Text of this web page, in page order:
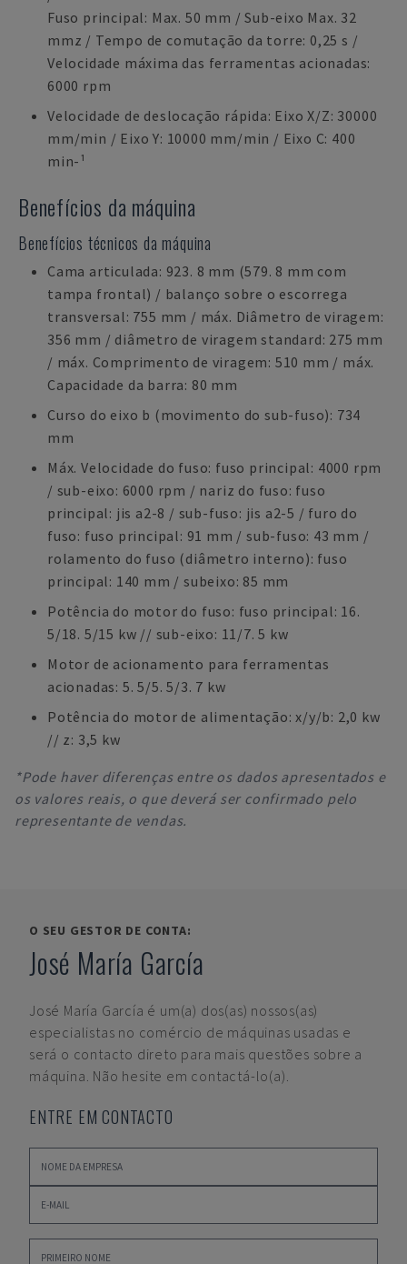
Fuso principal: Max. 50 mm / Sub-eixo Max. 32
mmz / Tempo de comutação da torre: 0,25 s /
Velocidade máxima das ferramentas acionadas:
6000 rpm
Velocidade de deslocação rápida: Eixo X/Z: 30000
mm/min / Eixo Y: 10000 mm/min / Eixo C: 400
min-¹
Benefícios da máquina
Benefícios técnicos da máquina
Cama articulada: 923. 8 mm (579. 8 mm com
tampa frontal) / balanço sobre o escorrega
transversal: 755 mm / máx. Diâmetro de viragem:
356 mm / diâmetro de viragem standard: 275 mm
/ máx. Comprimento de viragem: 510 mm / máx.
Capacidade da barra: 80 mm
Curso do eixo b (movimento do sub-fuso): 734
mm
Máx. Velocidade do fuso: fuso principal: 4000 rpm
/ sub-eixo: 6000 rpm / nariz do fuso: fuso
principal: jis a2-8 / sub-fuso: jis a2-5 / furo do
fuso: fuso principal: 91 mm / sub-fuso: 43 mm /
rolamento do fuso (diâmetro interno): fuso
principal: 140 mm / subeixo: 85 mm
Potência do motor do fuso: fuso principal: 16.
5/18. 5/15 kw // sub-eixo: 11/7. 5 kw
Motor de acionamento para ferramentas
acionadas: 5. 5/5. 5/3. 7 kw
Potência do motor de alimentação: x/y/b: 2,0 kw
// z: 3,5 kw
*Pode haver diferenças entre os dados apresentados e
os valores reais, o que deverá ser confirmado pelo
representante de vendas.
O SEU GESTOR DE CONTA:
José María García
José María García é um(a) dos(as) nossos(as)
especialistas no comércio de máquinas usadas e
será o contacto direto para mais questões sobre a
máquina. Não hesite em contactá-lo(a).
ENTRE EM CONTACTO